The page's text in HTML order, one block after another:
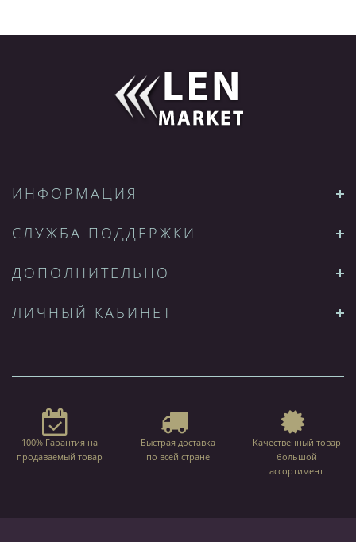
ИНФОРМАЦИЯ
СЛУЖБА ПОДДЕРЖКИ
ДОПОЛНИТЕЛЬНО
ЛИЧНЫЙ КАБИНЕТ
100% Гарантия на
продаваемый товар
Быстрая доставка
по всей стране
Качественный товар
большой
ассортимент